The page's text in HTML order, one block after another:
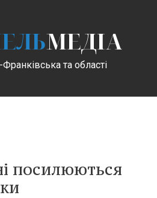
МЕДІА
та області
посилюються